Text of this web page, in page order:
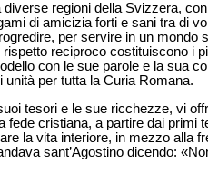
regioni della Svizzera,
di amicizia forti e sani tra di
per servire in un mondo
rispetto reciproco costituiscono
con le sue parole e la sua
per tutta la Curia Romana.
tesori e le sue ricchezze, vi
fede cristiana, a partire dai
la vita interiore, in mezzo alla
sant’Agostino dicendo: